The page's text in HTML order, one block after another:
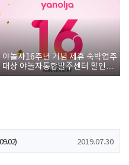
야놀자16주년 기념 제휴 숙박업주
대상 야놀자통합발주센터 할인쿠
폰 증정
2019.07.30